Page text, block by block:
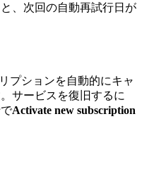
、次回の自動再試行日が
プションを自動的にキャ
サービスを復旧するに
Activate new subscription